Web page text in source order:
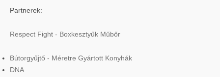
Partnerek:
Respect Fight - Boxkesztyűk Műbőr
Bútorgyűjtő - Méretre Gyártott Konyhák
DNA